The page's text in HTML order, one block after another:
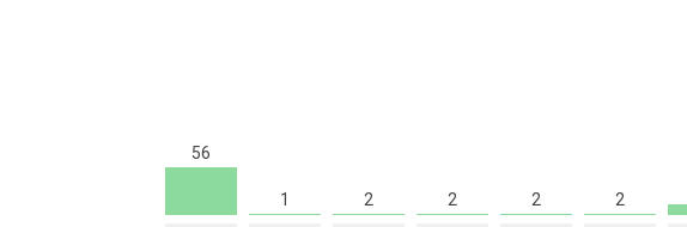
56
1 2 2 2 2